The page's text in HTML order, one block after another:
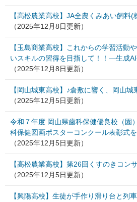
【高松農業高校】JA全農くみあい飼料
（2025年12月8日更新）
【玉島商業高校】これからの学習活動
いスキルの習得を目指して！！―生成
（2025年12月8日更新）
【岡山城東高校】♪倉敷に響く、岡山
（2025年12月5日更新）
令和７年度 岡山県歯科保健優良校（園
科保健図画ポスターコンクール表彰式を
（2025年12月5日更新）
【高松農業高校】第26回くすのきコン
（2025年12月5日更新）
【興陽高校】生徒が手作り滑り台と列